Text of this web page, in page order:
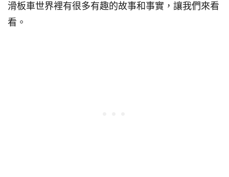
滑板車世界裡有很多有趣的故事和事實，讓我們來看
看。